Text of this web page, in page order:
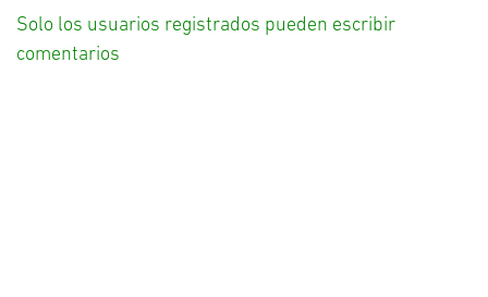
Solo los usuarios registrados pueden escribir
comentarios